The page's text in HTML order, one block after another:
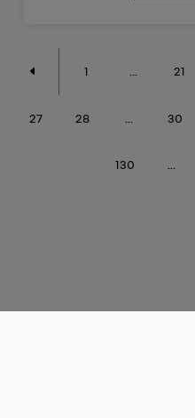
1 21
27 28 30
130